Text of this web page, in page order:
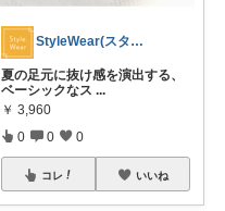
StyleWear(スタイル ウェアー)
夏の足元に抜け感を演出する、
ベーシックなス ...
￥ 3,960
0 0 0
コレ いいね